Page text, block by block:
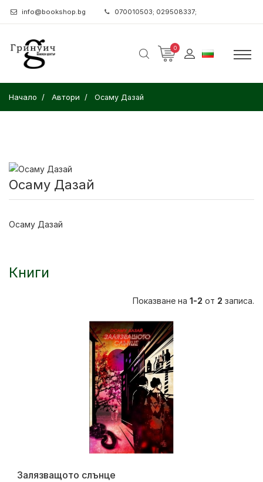
info@bookshop.bg 070010503; 029508337;
0
Начало Автори Осаму Дазай
Осаму Дазай
Осаму Дазай
Книги
Показване на 1-2 от 2 записа.
Залязващото слънце